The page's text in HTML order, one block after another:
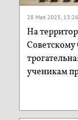
28 Мая 2025, 13:26
На
ученикам